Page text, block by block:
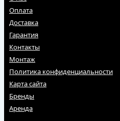
Оплата
Доставка
Гарантия
Контакты
Монтаж
Политика конфиденциальности
Карта сайта
Бренды
Аренда